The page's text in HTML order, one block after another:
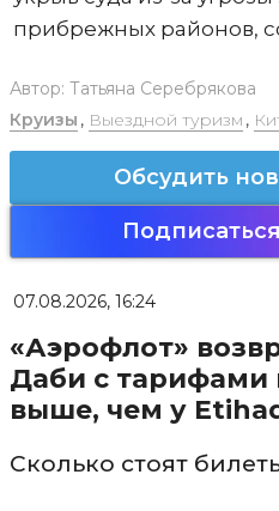
прибрежных районов,
Автор: Татьяна Серебрякова
Круизы , Выездной туризм ,
Обсудить
07.08.2026, 16:24
«Аэрофлот»
Даби с тарифами
выше, чем у
Сколько стоят